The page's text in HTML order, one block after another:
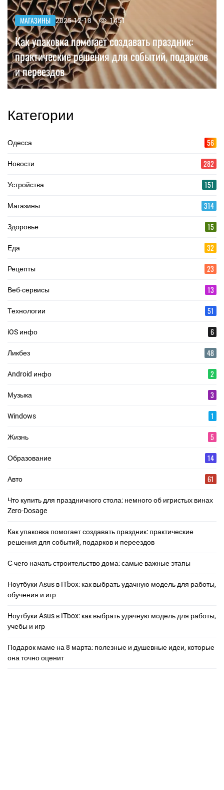
МАГАЗИНЫ 2025-12-18 1451
Как упаковка помогает создавать праздник:
практические решения для событий, подарков
и переездов
Категории
Одесса 56
Новости 282
Устройства 151
Магазины 314
Здоровье 15
Еда 32
Рецепты 23
Веб-сервисы 13
Технологии 51
iOS инфо 6
Ликбез 48
Android инфо 2
Музыка 3
Windows 1
Жизнь 5
Образование 14
Авто 61
Что купить для праздничного стола: немного об игристых винах
Zero-Dosage
Как упаковка помогает создавать праздник: практические
решения для событий, подарков и переездов
С чего начать строительство дома: самые важные этапы
Ноутбуки Asus в ITbox: как выбрать удачную модель для работы,
обучения и игр
Ноутбуки Asus в ITbox: как выбрать удачную модель для работы,
учебы и игр
Подарок маме на 8 марта: полезные и душевные идеи, которые
она точно оценит